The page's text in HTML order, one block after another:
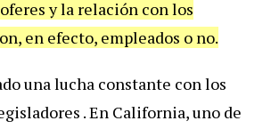
y la relación con los
en efecto, empleados o no.
una lucha constante con los
. En California, uno de